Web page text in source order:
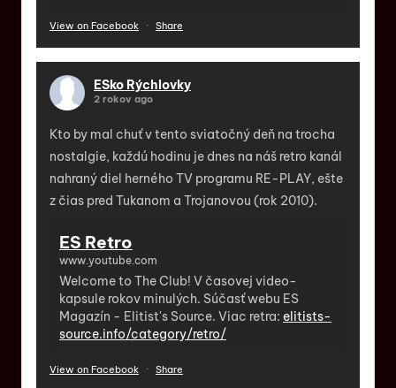
View on Facebook · Share
ESko Rýchlovky
2 rokov ago
Kto by mal chuť v tento sviatočný deň na trocha
nostalgie, každú hodinu je dnes na náš retro kanál
nahraný diel herného TV programu RE-PLAY, ešte
z čias pred Tukanom a Trojanovou (rok 2010).
ES Retro
www.youtube.com
Welcome to The Club! V časovej video-
kapsule rokov minulých. Súčasť webu ES
Magazín - Elitist's Source. Viac retra: elitists-
source.info/category/retro/
View on Facebook · Share